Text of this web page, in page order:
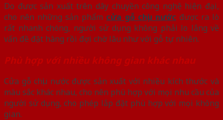
Do được sản xuất trên dây chuyền công nghệ hiện đại,
cho nên những sản phẩm cửa gỗ chịu nước được ra lò
rất nhanh chóng, người sử dụng không phải lo lắng về
vấn đề đặt hàng rồi đợi chờ lâu như với gỗ tự nhiên.
Phù hợp với nhiều không gian khác nhau
Cửa gỗ chịu nước được sản xuất với nhiều kích thước và
màu sắc khác nhau, cho nên phù hợp với mọi nhu cầu của
người sử dụng, cho phép lắp đặt phù hợp với mọi không
gian.